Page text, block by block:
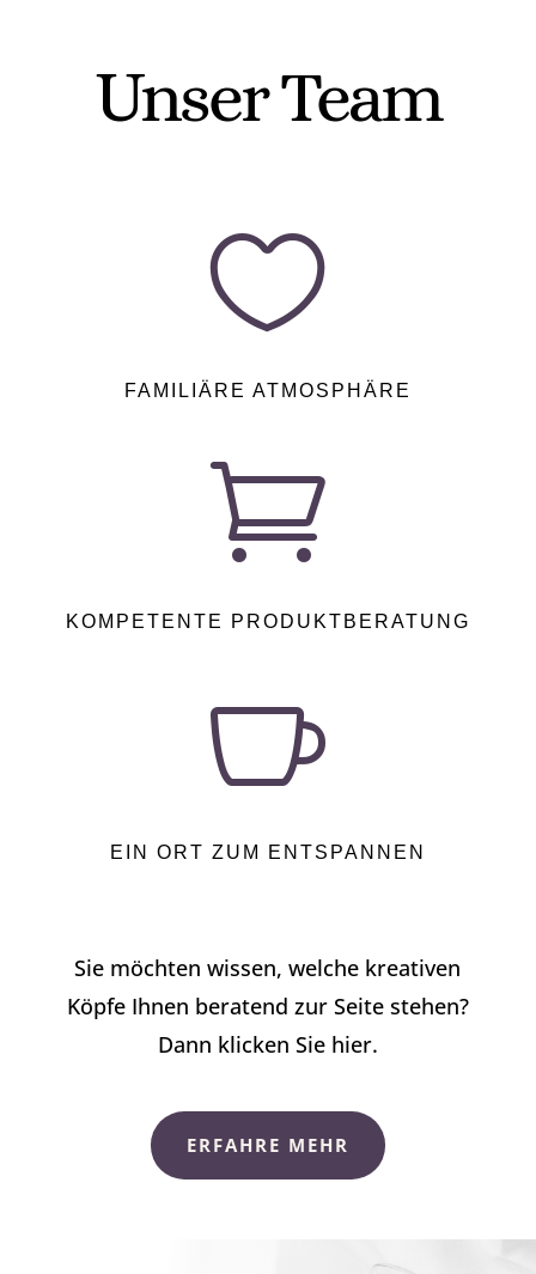
Unser Team

FAMILIÄRE ATMOSPHÄRE

KOMPETENTE PRODUKTBERATUNG

EIN ORT ZUM ENTSPANNEN
Sie möchten wissen, welche kreativen
Köpfe Ihnen beratend zur Seite stehen?
Dann klicken Sie hier.
ERFAHRE MEHR